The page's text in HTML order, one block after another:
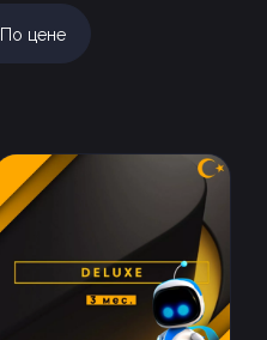
По цене